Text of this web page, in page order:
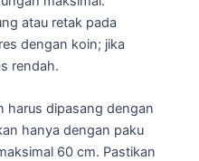
atau retak pada
dengan koin; jika
rendah.
harus dipasang dengan
hanya dengan paku
60 cm. Pastikan